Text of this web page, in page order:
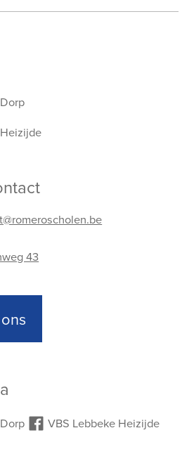
43
VBS Lebbeke Heizijde